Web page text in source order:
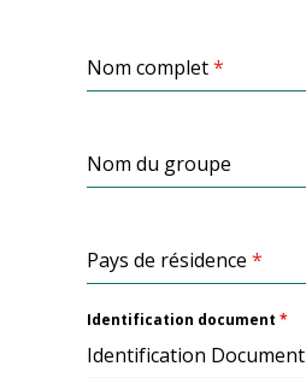
Nom complet*
Nom du groupe
Pays de résidence*
Identification document*
Identification Document